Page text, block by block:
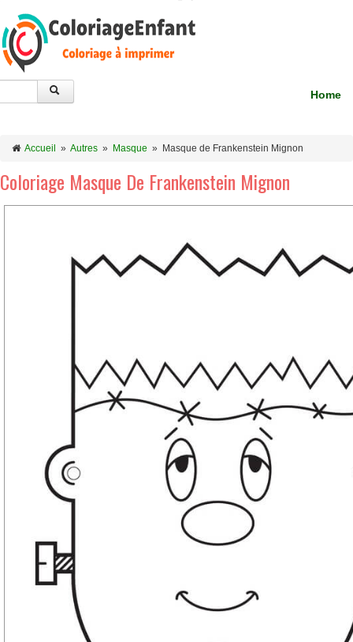
Home
Accueil » Autres » Masque » Masque de Frankenstein Mignon
Coloriage Masque De Frankenstein Mignon